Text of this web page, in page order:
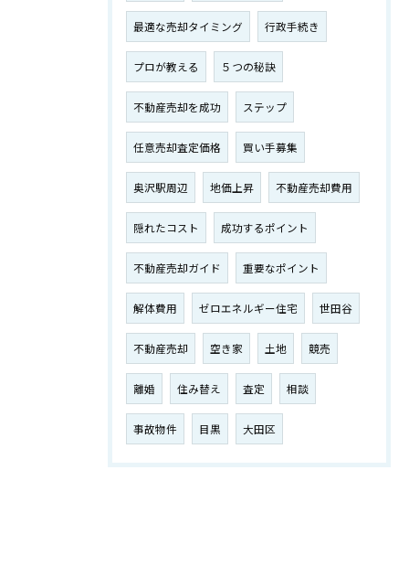
最適な売却タイミング 行政手続き
プロが教える ５つの秘訣
不動産売却を成功 ステップ
任意売却査定価格 買い手募集
奥沢駅周辺 地価上昇 不動産売却費用
隠れたコスト 成功するポイント
不動産売却ガイド 重要なポイント
解体費用 ゼロエネルギー住宅 世田谷
不動産売却 空き家 土地 競売
離婚 住み替え 査定 相談
事故物件 目黒 大田区